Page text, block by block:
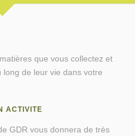
que vous collectez et
de leur vie dans votre
ACTIVITE
GDR vous donnera de très